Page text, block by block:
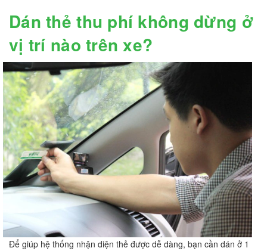
Dán thẻ thu phí không dừng ở
vị trí nào trên xe?
Để giúp hệ thống nhận diện thẻ được dễ dàng, bạn cần dán ở 1